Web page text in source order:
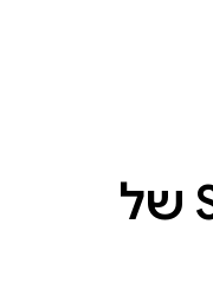
הפניה ל-Struct של